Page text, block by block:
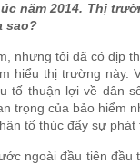
năm 2014. Thị
sao?
nhưng tôi đã có dịp
hiểu thị trường này.
tố thuận lợi về dân
trọng của bảo hiểm
tố thúc đẩy sự
ngoài đầu tiên đầu